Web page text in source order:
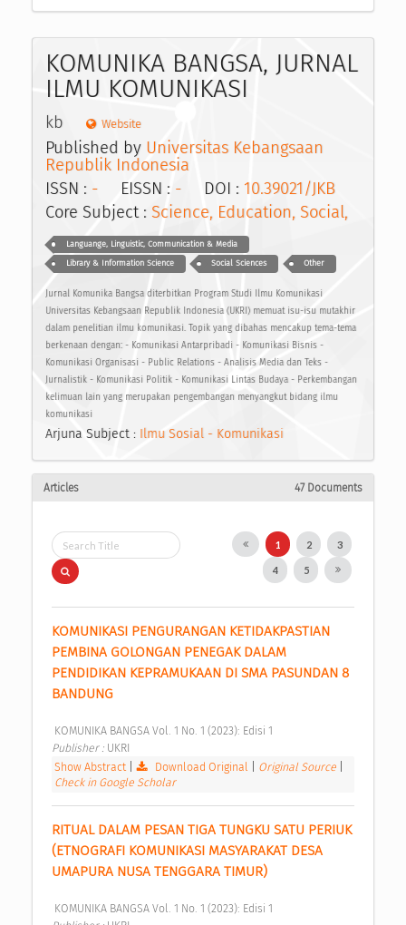
KOMUNIKA BANGSA, JURNAL
ILMU KOMUNIKASI
kb Website
Published by Universitas Kebangsaan
Republik Indonesia
ISSN : - EISSN : - DOI : 10.39021/JKB
Core Subject : Science, Education, Social,
Languange, Linguistic, Communication & Media
Library & Information Science Social Sciences Other
Jurnal Komunika Bangsa diterbitkan Program Studi Ilmu Komunikasi
Universitas Kebangsaan Republik Indonesia (UKRI) memuat isu-isu mutakhir
dalam penelitian ilmu komunikasi. Topik yang dibahas mencakup tema-tema
berkenaan dengan: - Komunikasi Antarpribadi - Komunikasi Bisnis -
Komunikasi Organisasi - Public Relations - Analisis Media dan Teks -
Jurnalistik - Komunikasi Politik - Komunikasi Lintas Budaya - Perkembangan
kelimuan lain yang merupakan pengembangan menyangkut bidang ilmu
komunikasi
Arjuna Subject : Ilmu Sosial - Komunikasi
Articles 47 Documents
1 2 3
4 5
KOMUNIKASI PENGURANGAN KETIDAKPASTIAN
PEMBINA GOLONGAN PENEGAK DALAM
PENDIDIKAN KEPRAMUKAAN DI SMA PASUNDAN 8
BANDUNG
KOMUNIKA BANGSA Vol. 1 No. 1 (2023): Edisi 1
Publisher : UKRI
Show Abstract| Download Original Original Source
Check in Google Scholar
RITUAL DALAM PESAN TIGA TUNGKU SATU PERIUK
(ETNOGRAFI KOMUNIKASI MASYARAKAT DESA
UMAPURA NUSA TENGGARA TIMUR)
KOMUNIKA BANGSA Vol. 1 No. 1 (2023): Edisi 1